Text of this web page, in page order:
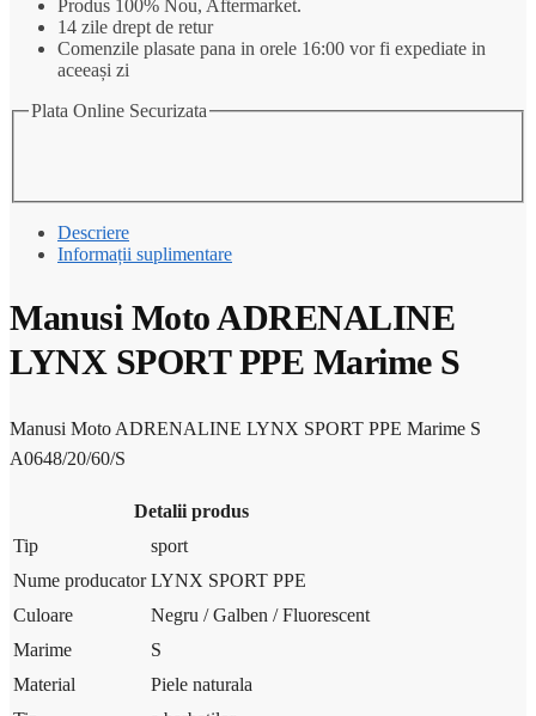
Marime
Produs 100% Nou, Aftermarket.
14 zile drept de retur
Comenzile plasate pana in orele 16:00 vor fi expediate in
aceeași zi
Plata Online Securizata
Descriere
Informații suplimentare
Manusi Moto ADRENALINE
LYNX SPORT PPE Marime S
Manusi Moto ADRENALINE LYNX SPORT PPE Marime S
A0648/20/60/S
Detalii produs
Tip
sport
Nume producator LYNX SPORT PPE
Culoare
Negru / Galben / Fluorescent
Marime
S
Material
Piele naturala